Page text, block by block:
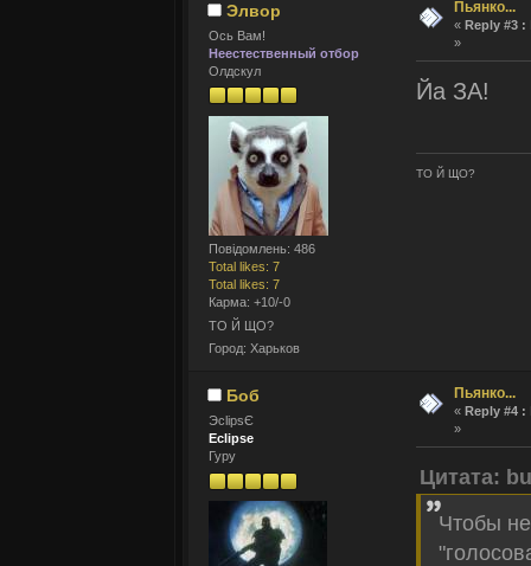
Элвор
Ось Вам!
Неестественный отбор
Олдскул
Повідомлень: 486
Total likes: 7
Total likes: 7
Карма: +10/-0
ТО Й ЩО?
Город: Харьков
Пьянко...
« Reply #3 :
»
Йа ЗА!
ТО Й ЩО?
Боб
ЭclipsЄ
Eclipse
Гуру
Пьянко...
« Reply #4 :
»
Цитата:
Чтобы